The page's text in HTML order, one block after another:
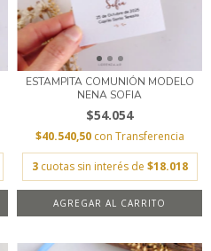
ESTAMPITA COMUNIÓN MODELO
NENA SOFIA
$54.054
$40.540,50 con Transferencia
3 cuotas sin interés de $18.018
AGREGAR AL CARRITO